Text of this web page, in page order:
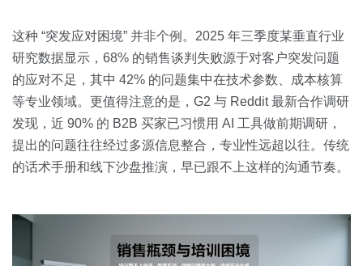
销售人员
销售管理
按业务场景
交易跟进
这种 “突发应对困境” 并非个例。2025 年三季度某垂直行业
研究数据显示，68% 的销售谈判失败源于对客户突发问题
的应对不足，其中 42% 的问题集中在技术参数、成本核算
等专业领域。更值得注意的是，G2 与 Reddit 最新合作调研
发现，近 90% 的 B2B 买家已习惯用 AI 工具做前期调研，
提出的问题往往经过多源信息整合，专业性远超以往。传统
的话术手册和线下沙盘推演，早已跟不上这样的沟通节奏。